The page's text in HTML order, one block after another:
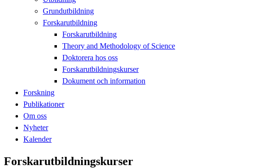
Grundutbildning
Forskarutbildning
Forskarutbildning
Theory and Methodology of Science
Doktorera hos oss
Forskarutbildningskurser
Dokument och information
Forskning
Publikationer
Om oss
Nyheter
Kalender
Forskarutbildningskurser